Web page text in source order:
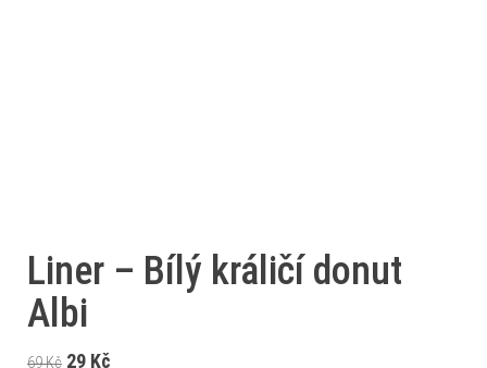
Liner – Bílý králičí donut
Albi
69Kč Původní cena byla: 69 Kč.
29 Kč